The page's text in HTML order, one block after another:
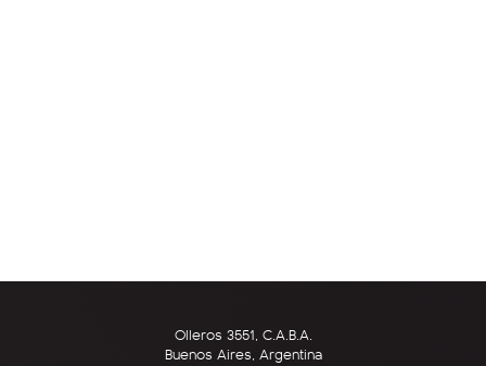
Olleros 3551, C.A.B.A.
Buenos Aires, Argentina